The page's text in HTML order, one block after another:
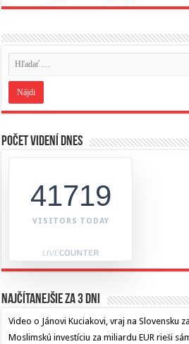
Počet videní dnes
41719
VISITORS TODAY
Najčítanejšie za 3 dni
Video o Jánovi Kuciakovi, vraj na Slovensku
Moslimskú investíciu za miliardu EUR rieši